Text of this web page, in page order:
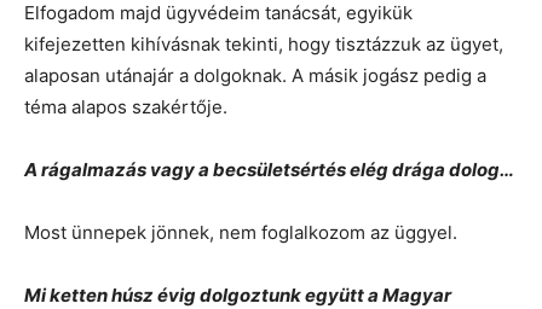
Elfogadom majd ügyvédeim tanácsát, egyikük
kifejezetten kihívásnak tekinti, hogy tisztázzuk az ügyet,
alaposan utánajár a dolgoknak. A másik jogász pedig a
téma alapos szakértője.
A rágalmazás vagy a becsületsértés elég drága dolog…
Most ünnepek jönnek, nem foglalkozom az üggyel.
Mi ketten húsz évig dolgoztunk együtt a Magyar